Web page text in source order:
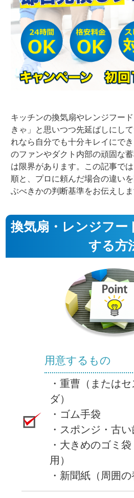
キッチンの換気扇やレンジフー
きゃ」と思いつつ先延ばしにし
れなら自分でも十分キレイにで
のファンやダクト内部の頑固な
は限界があります。
この記事で
順と、プロに頼んだ場合の違い
ぶべきかの判断基準をお伝えしま
換気扇・レンジフー
する方
用意するもの
・重曹（または
ダ）
・ゴム手袋
・スポンジ・古
・大きめのゴミ
用）
・新聞紙（周囲の